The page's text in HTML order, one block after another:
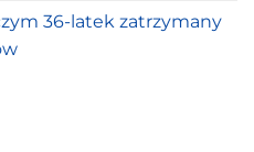
36-latek zatrzymany